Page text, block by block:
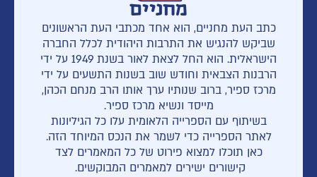
מחניים
כתב העת מחניים, הוא אחד מכתבי העת הראשונים
שביקש להנגיש את התרבות היהודית לכלל החברה
הישראלית. הוא החל לצאת לאור בשנת 1949 על ידי
הרבנות הצבאית וחודש שוב בשנות התשעים על ידי
מרכז ספיר, ברוב שנותיו ערך אותו הרב מנחם הכהן,
מייסד ונשיא מרכז ספיר.
בשיתוף עם הספרייה הלאומית עלו כל הגיליונות
לאתר הספרייה כדי לשמר את הנכס המיוחד הזה.
כאן תוכלו למצוא פירוט של כל המאמרים לצד
קישורים ישירים למאמרים המבוקשים.